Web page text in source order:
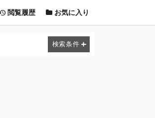
閲覧履歴 お気に入り